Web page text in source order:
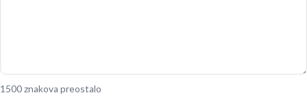
1500 znakova preostalo